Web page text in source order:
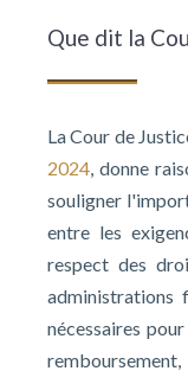
Que dit la
La Cour de
2024 , donne
souligner
entre les
respect des
administrations
nécessaires